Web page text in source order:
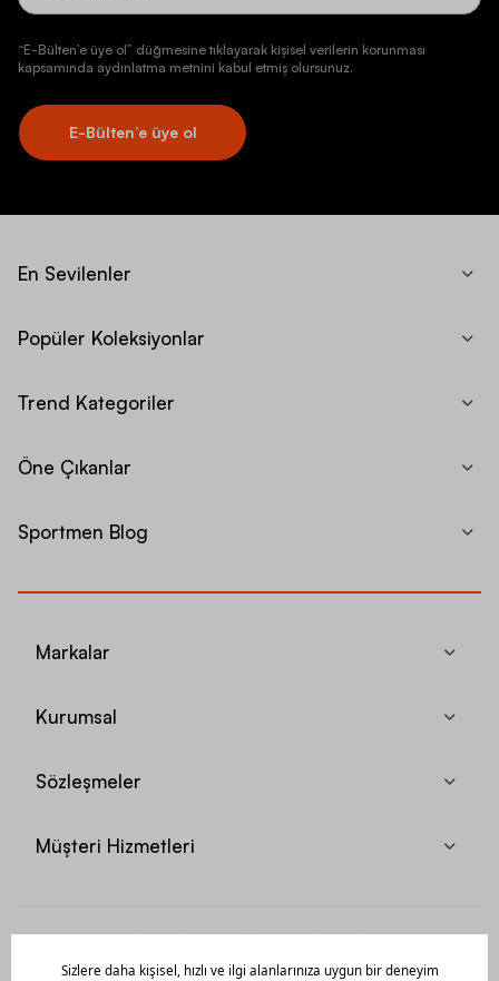
“E-Bülten’e üye ol” düğmesine tıklayarak kişisel verilerin korunması
kapsamında aydınlatma metnini kabul etmiş olursunuz.
E-Bülten’e üye ol
En Sevilenler
Popüler Koleksiyonlar
Trend Kategoriler
Öne Çıkanlar
Sportmen Blog
Markalar
Kurumsal
Sözleşmeler
Müşteri Hizmetleri